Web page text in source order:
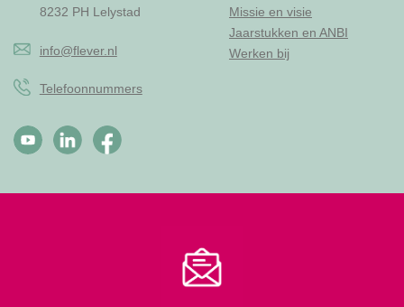
8232 PH Lelystad
info@flever.nl
Telefoonnummers
Missie en visie
Jaarstukken en ANBI
Werken bij